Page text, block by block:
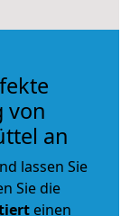
von
an
lassen Sie
Sie die
einen